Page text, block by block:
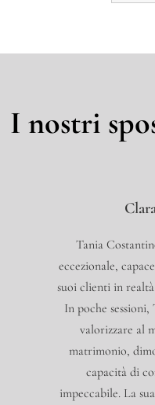
I nostri
Tania
eccezionale,
suoi clienti in
In poche
valorizzare al
matrimonio,
capacità di
impeccabile. La